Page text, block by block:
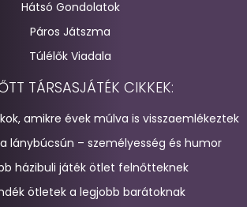
Hátsó Gondolatok
Páros Játszma
Túlélők Viadala
TÁRSASJÁTÉK CIKKEK:
amikre évek múlva is visszaemlékeztek
lánybúcsún – személyesség és humor
házibuli játék ötlet felnőtteknek
ötletek a legjobb barátoknak